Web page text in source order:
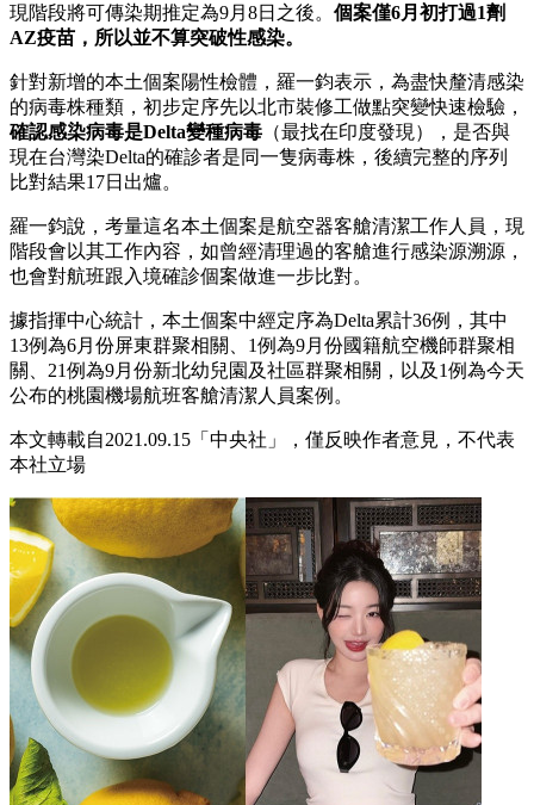
現階段將可傳染期推定為9月8日之後。 個案僅6月初打過1劑
AZ疫苗，所以並不算突破性感染。
針對新增的本土個案陽性檢體，羅一鈞表示，為盡快釐清感染
的病毒株種類，初步定序先以北市裝修工做點突變快速檢驗，
確認感染病毒是Delta變種病毒 （最找在印度發現），是否與
現在台灣染Delta的確診者是同一隻病毒株，後續完整的序列
比對結果17日出爐。
羅一鈞說，考量這名本土個案是航空器客艙清潔工作人員，現
階段會以其工作內容，如曾經清理過的客艙進行感染源溯源，
也會對航班跟入境確診個案做進一步比對。
據指揮中心統計，本土個案中經定序為Delta累計36例，其中
13例為6月份屏東群聚相關、1例為9月份國籍航空機師群聚相
關、21例為9月份新北幼兒園及社區群聚相關，以及1例為今天
公布的桃園機場航班客艙清潔人員案例。
本文轉載自2021.09.15 「中央社」， 僅反映作者意見，不代表
本社立場